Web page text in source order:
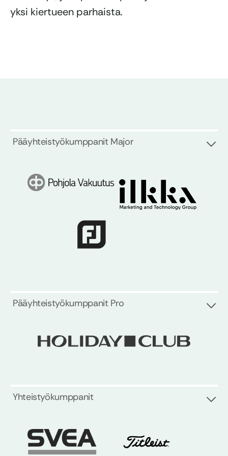
yksi kiertueen parhaista.
Pääyhteistyökumppanit Major
Pääyhteistyökumppanit Pro
Yhteistyökumppanit